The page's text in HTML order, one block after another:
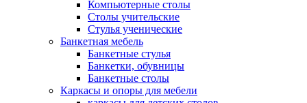
Компьютерные столы
Столы учительские
Стулья ученические
Банкетная мебель
Банкетные стулья
Банкетки, обувницы
Банкетные столы
Каркасы и опоры для мебели